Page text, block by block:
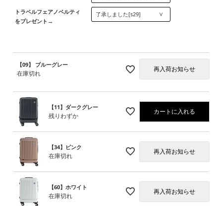
トラベルフェアノベルティ
をプレゼント→
【09】 ブルーグレー
在庫切れ
再入荷お知らせ
【11】ダークグレー
残りわずか
カートに入れる
【34】ピンク
在庫切れ
再入荷お知らせ
【60】ホワイト
在庫切れ
再入荷お知らせ